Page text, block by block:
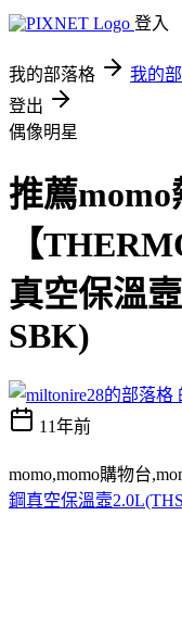
登入
我的部落格 我的
登出
偶像明星
推薦
【
真空保溫
SBK)
11年前
momo,momo購物台
鋼真空保溫壼